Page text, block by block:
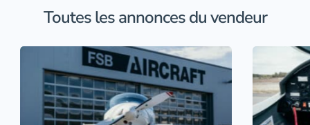
Toutes les annonces du vendeur